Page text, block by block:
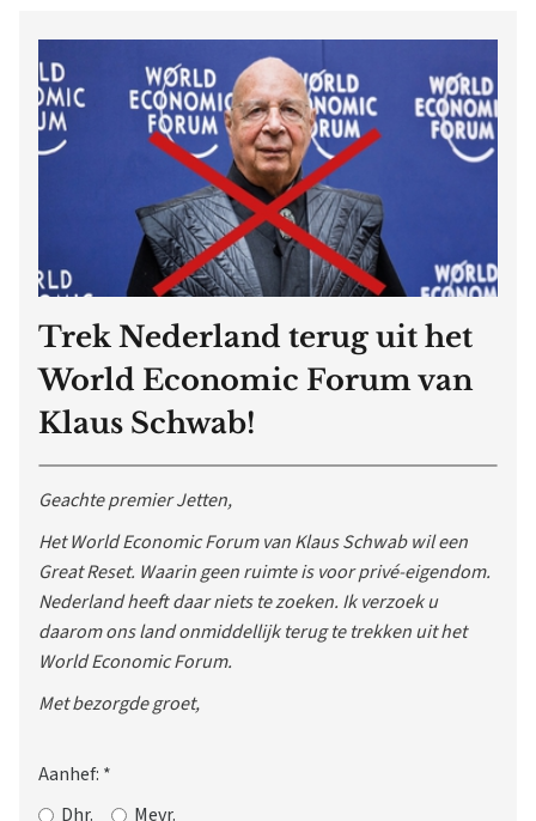
Trek Nederland terug uit het
World Economic Forum van
Klaus Schwab!
Geachte premier Jetten,
Het World Economic Forum van Klaus Schwab wil een
Great Reset. Waarin geen ruimte is voor privé-eigendom.
Nederland heeft daar niets te zoeken. Ik verzoek u
daarom ons land onmiddellijk terug te trekken uit het
World Economic Forum.
Met bezorgde groet,
Aanhef: *
Dhr.
Mevr.